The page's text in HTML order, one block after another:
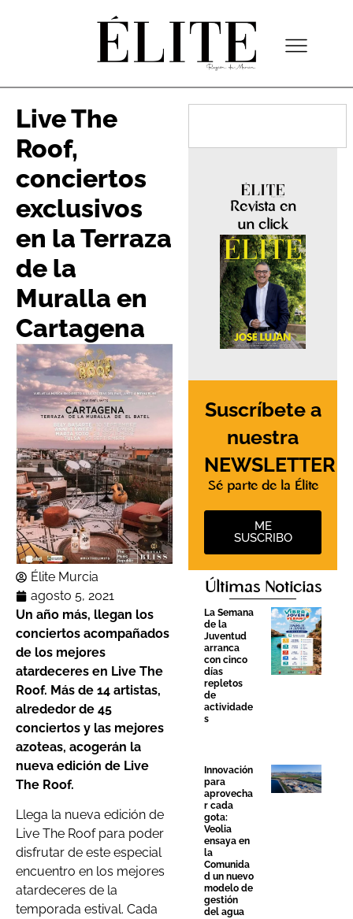
Live The
Roof,
conciertos
exclusivos
en la Terraza
de la
Muralla en
Cartagena
Élite Murcia
agosto 5, 2021
Un año más, llegan los
conciertos acompañados
de los mejores
atardeceres en Live The
Roof. Más de 14 artistas,
alrededor de 45
conciertos y las mejores
azoteas, acogerán la
nueva edición de Live
The Roof.
Llega la nueva edición de
Live The Roof para poder
disfrutar de este especial
encuentro en los mejores
atardeceres de la
temporada estival. Cada
Revista en
un click
Suscríbete a
nuestra
NEWSLETTER
Sé parte de la Élite
ME
SUSCRIBO
Últimas Noticias
La Semana
de la
Juventud
arranca
con cinco
días
repletos
de
actividade
s
Innovación
para
aprovecha
r cada
gota:
Veolia
ensaya en
la
Comunida
d un nuevo
modelo de
gestión
del agua